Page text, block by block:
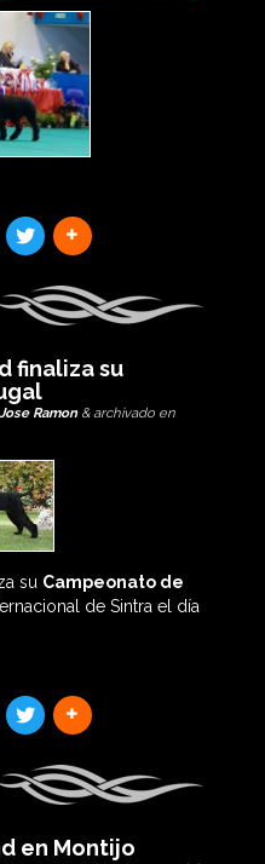
finaliza su
Jose Ramon &archivado en
su Campeonato de
de Sintra el día
en Montijo